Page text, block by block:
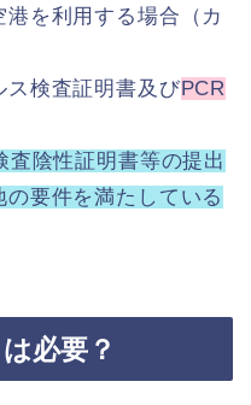
港を利用する場合（カ
ス検査証明書及びPCR
陰性証明書等の提出
要件を満たしている
必要？